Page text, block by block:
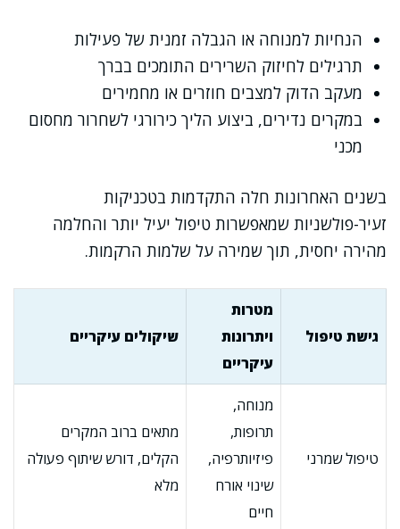
הנחיות למנוחה או הגבלה זמנית של פעילות
תרגילים לחיזוק השרירים התומכים בברך
מעקב הדוק למצבים חוזרים או מחמירים
במקרים נדירים, ביצוע הליך כירורגי לשחרור מחסום
מכני
בשנים האחרונות חלה התקדמות בטכניקות
זעיר-פולשניות שמאפשרות טיפול יעיל יותר והחלמה
מהירה יחסית, תוך שמירה על שלמות הרקמות.
גישת טיפול
מטרות
ויתרונות
עיקריים
שיקולים עיקריים
טיפול שמרני
מנוחה,
תרופות,
פיזיותרפיה,
שינוי אורח
חיים
מתאים ברוב המקרים
הקלים, דורש שיתוף פעולה
מלא